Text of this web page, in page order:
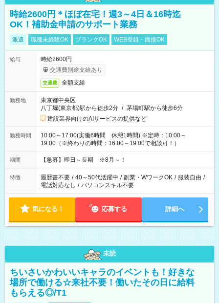
時給2600円＊ほぼ在宅！週3～4日＆16時迄
OK！補助金申請のサポート業務
派遣 職種未経験OK ブランクOK WEB登録・面接OK
給与
時給2600円
交通費別途支給あり
交通費 全額支給
勤務地
東京都中央区
八丁堀(東京都)駅から徒歩2分 / 茅場町駅から徒歩6分
建設業界向けのAIサービスの提供など
勤務時間
10:00～17:00(実働6時間 休憩1時間) ※定時：10:00～
19:00（※終わりの時間：16:00～19:00で相談可！）
期間 【急募】即日～長期 ※8月～！
特徴 履歴書不要 / 40～50代活躍中 / 副業・WワークOK / 服装自由 /
電話対応なし / パソコンスキル不要
気になる！ 応募する 詳細へ
未読
ちいさいかわいいキャラのイベントも！好きな
場所で働ける☆来社不要！働いたその日に給料
もらえる◎/T1